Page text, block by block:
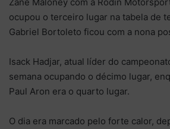
ocupou o terceiro lugar na tabela de
Gabriel Bortoleto ficou com a nona
Isack Hadjar, atual líder do
semana ocupando o décimo lugar,
Paul Aron era o quarto lugar.
O dia era marcado pelo forte calor,